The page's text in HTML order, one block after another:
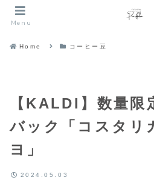
Home コーヒー豆
【KALDI】数量限
バック「コスタ
ヨ」
2024.05.03
Menu